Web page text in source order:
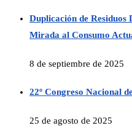
Duplicación de Residuos
Mirada al Consumo
8 de septiembre de 2025
22º Congreso Nacional
25 de agosto de 2025